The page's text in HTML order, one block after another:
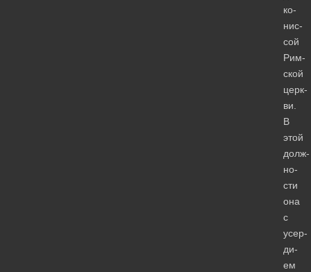
ко­
нис­
сой
Рим­
ской
церк­
ви.
В
этой
долж­
но­
сти
она
с
усер­
ди­
ем